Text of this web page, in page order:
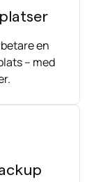
en
– med